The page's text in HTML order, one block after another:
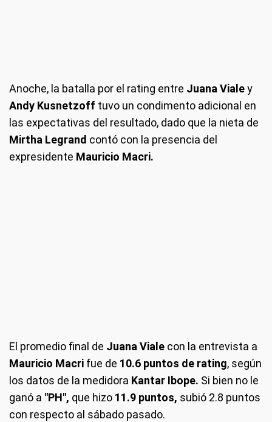
Anoche, la batalla por el rating entre Juana Vialey
Andy Kusnetzoff tuvo un condimento adicional en
las expectativas del resultado, dado que la nieta de
Mirtha Legrand contó con la presencia del
expresidente Mauricio Macri.
El promedio final de Juana Viale con la entrevista a
Mauricio Macri fue de 10.6 puntos de rating, según
los datos de la medidora Kantar Ibope. Si bien no le
ganó a "PH", que hizo 11.9 puntos, subió 2.8 puntos
con respecto al sábado pasado.